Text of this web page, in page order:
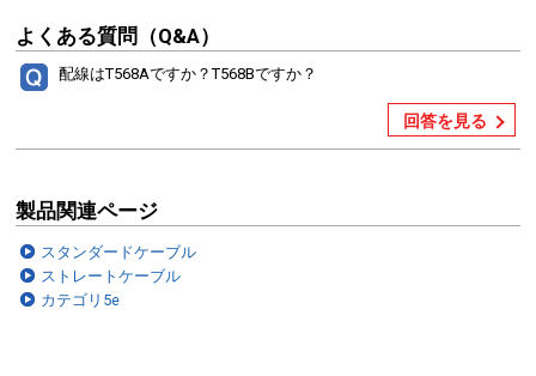
よくある質問（Q&A）
配線はT568Aですか？T568Bですか？
回答を見る
製品関連ページ
スタンダードケーブル
ストレートケーブル
カテゴリ5e